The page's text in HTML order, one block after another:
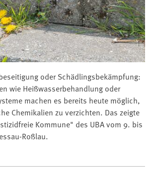
oder Schädlingsbekämpfung:
wie Heißwasserbehandlung oder
machen es bereits heute möglich,
Chemikalien zu verzichten. Das zeigte
Kommune" des UBA vom 9. bis
Roßlau.